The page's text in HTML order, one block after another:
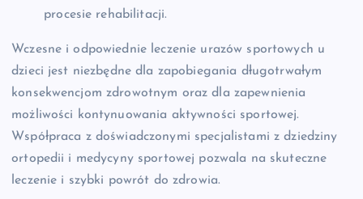
procesie rehabilitacji.
Wczesne i odpowiednie leczenie urazów sportowych u
dzieci jest niezbędne dla zapobiegania długotrwałym
konsekwencjom zdrowotnym oraz dla zapewnienia
możliwości kontynuowania aktywności sportowej.
Współpraca z doświadczonymi specjalistami z dziedziny
ortopedii i medycyny sportowej pozwala na skuteczne
leczenie i szybki powrót do zdrowia.